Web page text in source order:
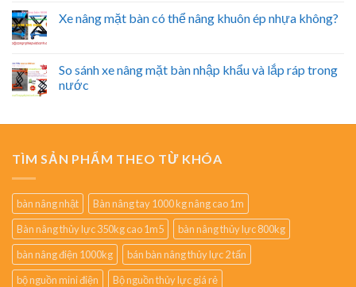
Xe nâng mặt bàn có thể nâng khuôn ép nhựa không?
So sánh xe nâng mặt bàn nhập khẩu và lắp ráp trong
nước
TÌM SẢN PHẨM THEO TỪ KHÓA
bàn nâng nhật
Bàn nâng tay 1000 kg nâng cao 1m
Bàn nâng thủy lực 350kg cao 1m5
bàn nâng thủy lực 800kg
bàn nâng điện 1000kg
bán bàn nâng thủy lực 2 tấn
bộ nguồn mini điện
Bộ nguồn thủy lực giá rẻ